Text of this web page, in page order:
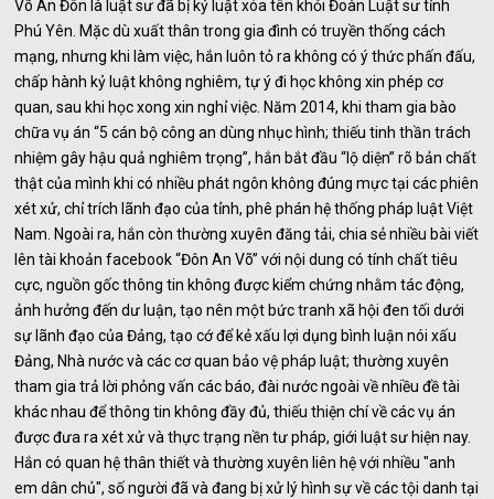
Võ An Đôn là luật sư đã bị kỷ luật xóa tên khỏi Đoàn Luật sư tỉnh
Phú Yên. Mặc dù xuất thân trong gia đình có truyền thống cách
mạng, nhưng khi làm việc, hắn luôn tỏ ra không có ý thức phấn đấu,
chấp hành kỷ luật không nghiêm, tự ý đi học không xin phép cơ
quan, sau khi học xong xin nghỉ việc. Năm 2014, khi tham gia bào
chữa vụ án “5 cán bộ công an dùng nhục hình; thiếu tinh thần trách
nhiệm gây hậu quả nghiêm trọng”, hắn bắt đầu “lộ diện” rõ bản chất
thật của mình khi có nhiều phát ngôn không đúng mực tại các phiên
xét xử, chỉ trích lãnh đạo của tỉnh, phê phán hệ thống pháp luật Việt
Nam. Ngoài ra, hắn còn thường xuyên đăng tải, chia sẻ nhiều bài viết
lên tài khoản facebook “Đôn An Võ” với nội dung có tính chất tiêu
cực, nguồn gốc thông tin không được kiểm chứng nhằm tác động,
ảnh hưởng đến dư luận, tạo nên một bức tranh xã hội đen tối dưới
sự lãnh đạo của Đảng, tạo cớ để kẻ xấu lợi dụng bình luận nói xấu
Đảng, Nhà nước và các cơ quan bảo vệ pháp luật; thường xuyên
tham gia trả lời phỏng vấn các báo, đài nước ngoài về nhiều đề tài
khác nhau để thông tin không đầy đủ, thiếu thiện chí về các vụ án
được đưa ra xét xử và thực trạng nền tư pháp, giới luật sư hiện nay.
Hắn có quan hệ thân thiết và thường xuyên liên hệ với nhiều "anh
em dân chủ", số người đã và đang bị xử lý hình sự về các tội danh tại